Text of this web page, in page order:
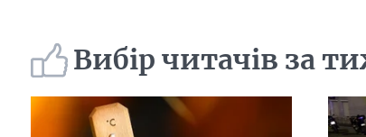
Вибір читачів за